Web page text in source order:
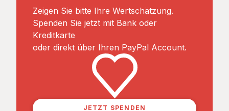
Zeigen Sie bitte Ihre Wertschätzung.
Spenden Sie jetzt mit Bank oder
Kreditkarte
oder direkt über Ihren PayPal Account.
JETZT SPENDEN